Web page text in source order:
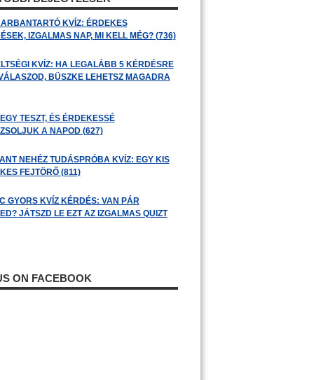
KVÍZ: ÉRDEKES
IZGALMAS NAP, MI KELL MÉG? (736)
KVÍZ: HA LEGALÁBB 5 KÉRDÉSRE
BÜSZKE LEHETSZ MAGADRA
TESZT, ÉS ÉRDEKESSÉ
A NAPOD (627)
NEHÉZ TUDÁSPRÓBA KVÍZ: EGY KIS
FEJTÖRŐ (811)
GYORS KVÍZ KÉRDÉS: VAN PÁR
JÁTSZD LE EZT AZ IZGALMAS QUIZT
ON FACEBOOK